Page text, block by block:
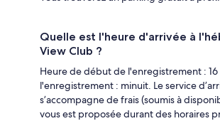
Quelle est l'heure d'arrivée à
View Club ?
Heure de début de l'enregistrement :
l'enregistrement : minuit. Le service
s’accompagne de frais (soumis à
vous est proposée durant des horaires